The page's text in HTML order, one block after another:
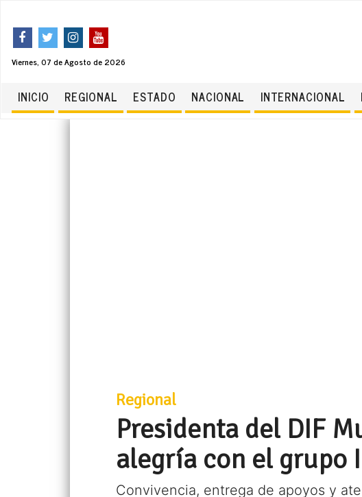
Viernes, 07 de Agosto de 2026
INICIO REGIONAL ESTADO NACIONAL INTERNACIONAL
Regional
Presidenta del DIF
alegría con el grupo
Convivencia, entrega de apoyos y